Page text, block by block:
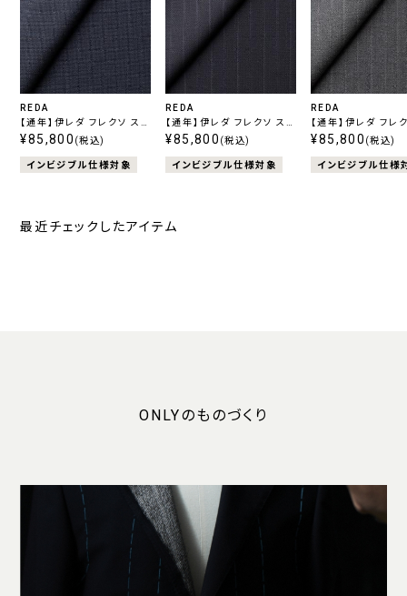
REDA
【通年】伊レダ フレクソ スト
レッチ スーパー110’s チェ
¥85,800 (税込)
インビジブル仕様対象
REDA
【通年】伊レダ フレクソ スト
レッチ スーパー110’s スト
¥85,800 (税込)
インビジブル仕様対象
REDA
【通年】伊レダ フレ
レッチ スーパー
¥85,800 (税込)
インビジブル仕様
最近チェックしたアイテム
ONLYのものづくり